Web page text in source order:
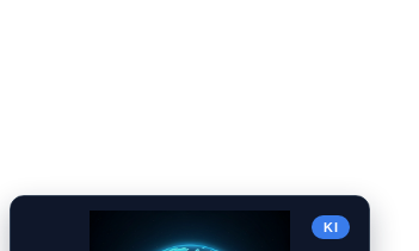
KI